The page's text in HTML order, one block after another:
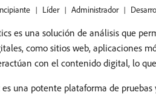
Líder Administrador
es una solución de análisis que
como sitios web, aplicaciones
con el contenido digital, lo
es una potente plataforma de